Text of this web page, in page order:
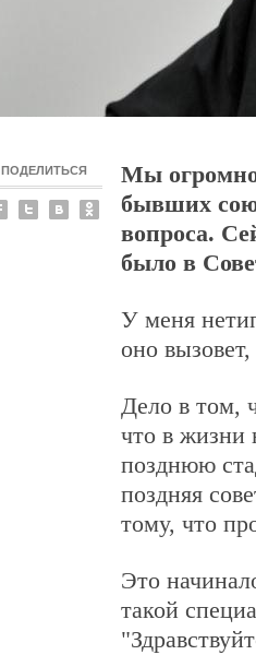
ПОДЕЛИТЬСЯ
Мы
бывших
вопроса.
было в
У меня
оно
Дело в том,
что в жизни
позднюю
поздняя
тому, что
Это
такой